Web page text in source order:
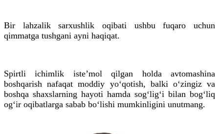
Bir lahzalik sarxushlik oqibati ushbu fuqaro uchun
qimmatga tushgani ayni haqiqat.
Spirtli ichimlik isteʼmol qilgan holda avtomashina
boshqarish nafaqat moddiy yo‘qotish, balki o‘zingiz va
boshqa shaxslarning hayoti hamda sog‘lig‘i bilan bog‘liq
og‘ir oqibatlarga sabab bo‘lishi mumkinligini unutmang.